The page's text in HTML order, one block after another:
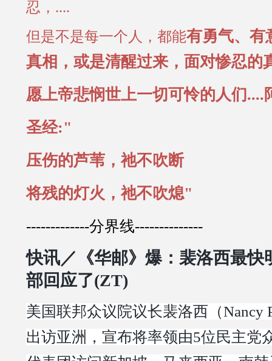
忍，....
但是不是每一个人，都能有勇气、有
真相，或是清醒过来，面对惨忍的
愿上帝悲悯世上一切可怜的人们....
圣经:"
压伤的芦苇，祂不吹断
将残的灯火，祂不吹熄"
-------------分界线--------------
快讯／《华邮》爆：裴洛西最快
部回应了(ZT)
美国联邦众议院议长裴洛西（Nancy
出访亚洲，宣布将率领由5位民主党